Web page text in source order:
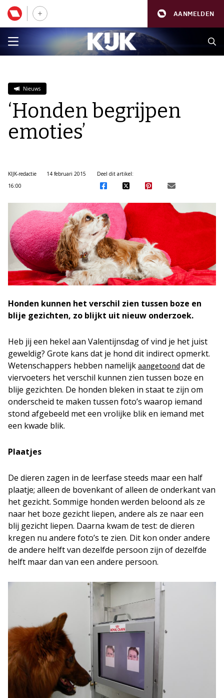
AANMELDEN
Nieuws
‘Honden begrijpen
emoties’
KIJK-redactie
14 februari 2015
16:00
Deel dit artikel:
Honden kunnen het verschil zien tussen boze en
blije gezichten, zo blijkt uit nieuw onderzoek.
Heb jij een hekel aan Valentijnsdag of vind je het juist
geweldig? Grote kans dat je hond dit indirect opmerkt.
Wetenschappers hebben namelijk aangetoond dat de
viervoeters het verschil kunnen zien tussen boze en
blije gezichten. De honden bleken in staat te zijn om
onderscheid te maken tussen foto’s waarop iemand
stond afgebeeld met een vrolijke blik en iemand met
een kwade blik.
Plaatjes
De dieren zagen in de leerfase steeds maar een half
plaatje; alleen de bovenkant of alleen de onderkant van
het gezicht. Sommige honden werden beloond als ze
naar het boze gezicht liepen, andere als ze naar een
blij gezicht liepen. Daarna kwam de test: de dieren
kregen nu andere foto’s te zien. Dit kon onder andere
de andere helft van dezelfde persoon zijn of dezelfde
helft maar dan van een andere persoon.